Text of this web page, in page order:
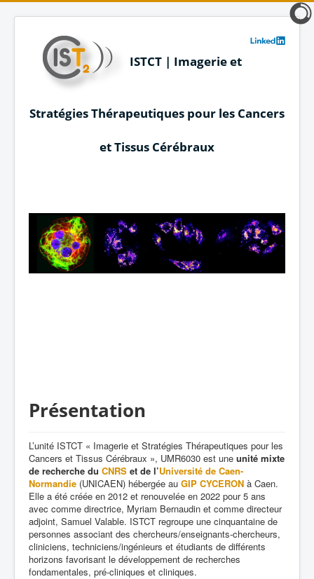
ISTCT | Imagerie et
Stratégies Thérapeutiques pour les Cancers
et Tissus Cérébraux
Présentation
L’unité ISTCT « Imagerie et Stratégies Thérapeutiques pour les
Cancers et Tissus Cérébraux », UMR6030 est une unité mixte
de recherche du CNRS et de l’Université de Caen-
Normandie (UNICAEN) hébergée au GIP CYCERON à Caen.
Elle a été créée en 2012 et renouvelée en 2022 pour 5 ans
avec comme directrice, Myriam Bernaudin et comme directeur
adjoint, Samuel Valable. ISTCT regroupe une cinquantaine de
personnes associant des chercheurs/enseignants-chercheurs,
cliniciens, techniciens/ingénieurs et étudiants de différents
horizons favorisant le développement de recherches
fondamentales, pré-cliniques et cliniques.